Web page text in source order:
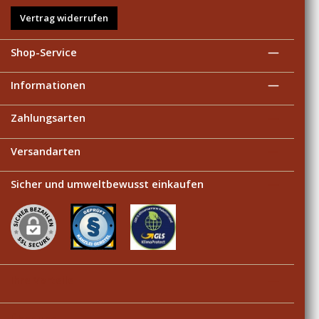
Vertrag widerrufen
Shop-Service
Informationen
Zahlungsarten
Versandarten
Sicher und umweltbewusst einkaufen